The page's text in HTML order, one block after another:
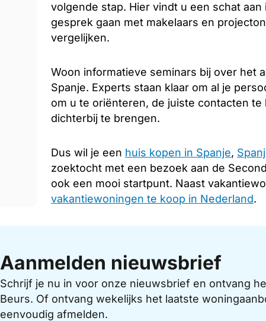
volgende stap. Hier vindt u een schat
gesprek gaan met makelaars en
vergelijken.
Woon informatieve seminars bij over het
Spanje. Experts staan klaar om al je
om u te oriënteren, de juiste contacten
dichterbij te brengen.
Dus wil je een huis kopen in Spanje,
zoektocht met een bezoek aan de
ook een mooi startpunt. Naast
vakantiewoningen te koop in Nederland.
Aanmelden nieuwsbrief
Schrijf je nu in voor onze nieuwsbrief en ontvang
Beurs. Of ontvang wekelijks het laatste
eenvoudig afmelden.